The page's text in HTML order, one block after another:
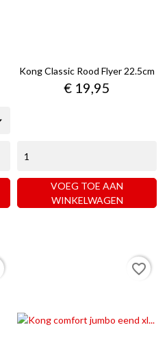
Kong Classic Rood Flyer 22.5cm
Prijs
€ 19,95
VOEG TOE AAN
WINKELWAGEN
favorite_border